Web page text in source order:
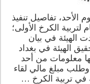
الأحد، تفاصيل تنفيذ
الكرخ الأولى؛
الهيئة في بيان
الهيئة في بغداد
معلومات من أحد
مبلغ مالي لقاء
في تربية الكرخ …